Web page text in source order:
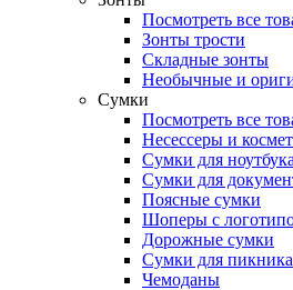
Посмотреть все
Зонты трости
Складные зонты
Необычные и
Сумки
Посмотреть все
Несессеры и
Сумки для ноутбука
Сумки для
Поясные сумки
Шоперы с
Дорожные сумки
Сумки для пикника
Чемоданы